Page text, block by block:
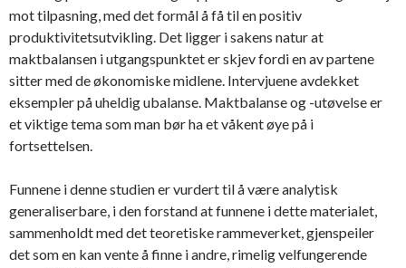
mot tilpasning, med det formål å få til en positiv
produktivitetsutvikling. Det ligger i sakens natur at
maktbalansen i utgangspunktet er skjev fordi en av partene
sitter med de økonomiske midlene. Intervjuene avdekket
eksempler på uheldig ubalanse. Maktbalanse og -utøvelse er
et viktige tema som man bør ha et våkent øye på i
fortsettelsen.
Funnene i denne studien er vurdert til å være analytisk
generaliserbare, i den forstand at funnene i dette materialet,
sammenholdt med det teoretiske rammeverket, gjenspeiler
det som en kan vente å finne i andre, rimelig velfungerende